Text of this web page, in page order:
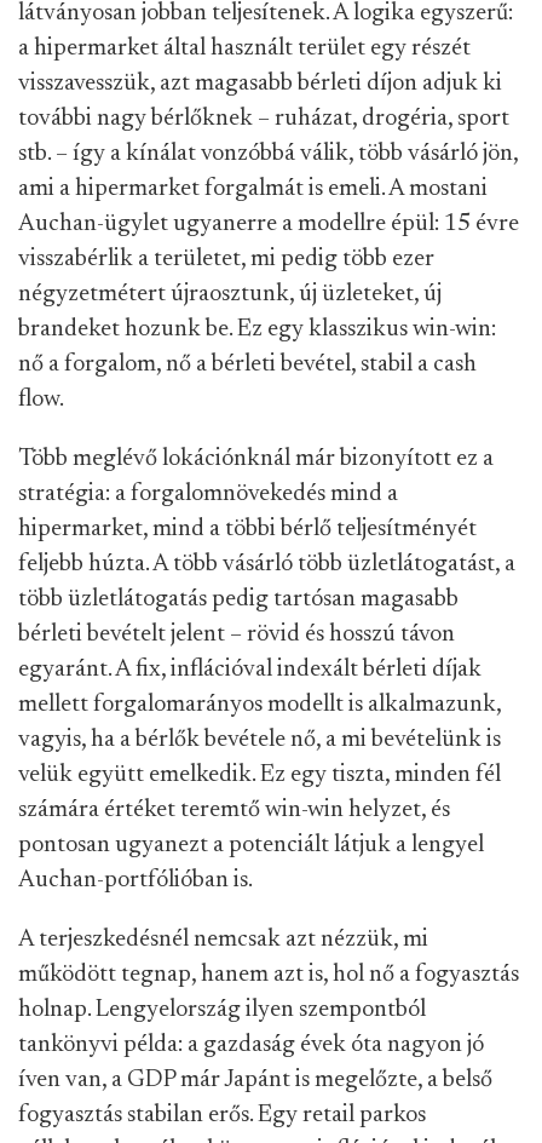
látványosan jobban teljesítenek. A logika egyszerű:
a hipermarket által használt terület egy részét
visszavesszük, azt magasabb bérleti díjon adjuk ki
további nagy bérlőknek – ruházat, drogéria, sport
stb. – így a kínálat vonzóbbá válik, több vásárló jön,
ami a hipermarket forgalmát is emeli. A mostani
Auchan-ügylet ugyanerre a modellre épül: 15 évre
visszabérlik a területet, mi pedig több ezer
négyzetmétert újraosztunk, új üzleteket, új
brandeket hozunk be. Ez egy klasszikus win-win:
nő a forgalom, nő a bérleti bevétel, stabil a cash
flow.
Több meglévő lokációnknál már bizonyított ez a
stratégia: a forgalomnövekedés mind a
hipermarket, mind a többi bérlő teljesítményét
feljebb húzta. A több vásárló több üzletlátogatást, a
több üzletlátogatás pedig tartósan magasabb
bérleti bevételt jelent – rövid és hosszú távon
egyaránt. A fix, inflációval indexált bérleti díjak
mellett forgalomarányos modellt is alkalmazunk,
vagyis, ha a bérlők bevétele nő, a mi bevételünk is
velük együtt emelkedik. Ez egy tiszta, minden fél
számára értéket teremtő win-win helyzet, és
pontosan ugyanezt a potenciált látjuk a lengyel
Auchan-portfólióban is.
A terjeszkedésnél nemcsak azt nézzük, mi
működött tegnap, hanem azt is, hol nő a fogyasztás
holnap. Lengyelország ilyen szempontból
tankönyvi példa: a gazdaság évek óta nagyon jó
íven van, a GDP már Japánt is megelőzte, a belső
fogyasztás stabilan erős. Egy retail parkos